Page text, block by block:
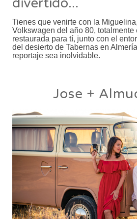
Tienes que venirte con la
Volkswagen del año 80, totalmente
restaurada para tí, junto con el
del desierto de Tabernas en
reportaje sea inolvidable.
Jose +